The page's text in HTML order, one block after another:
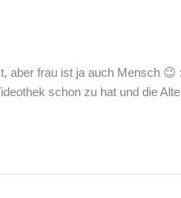
aber frau ist ja auch Mensch
schon zu hat und die